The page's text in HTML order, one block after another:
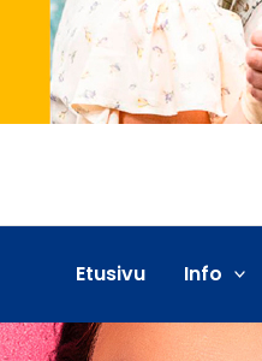
Etusivu Info